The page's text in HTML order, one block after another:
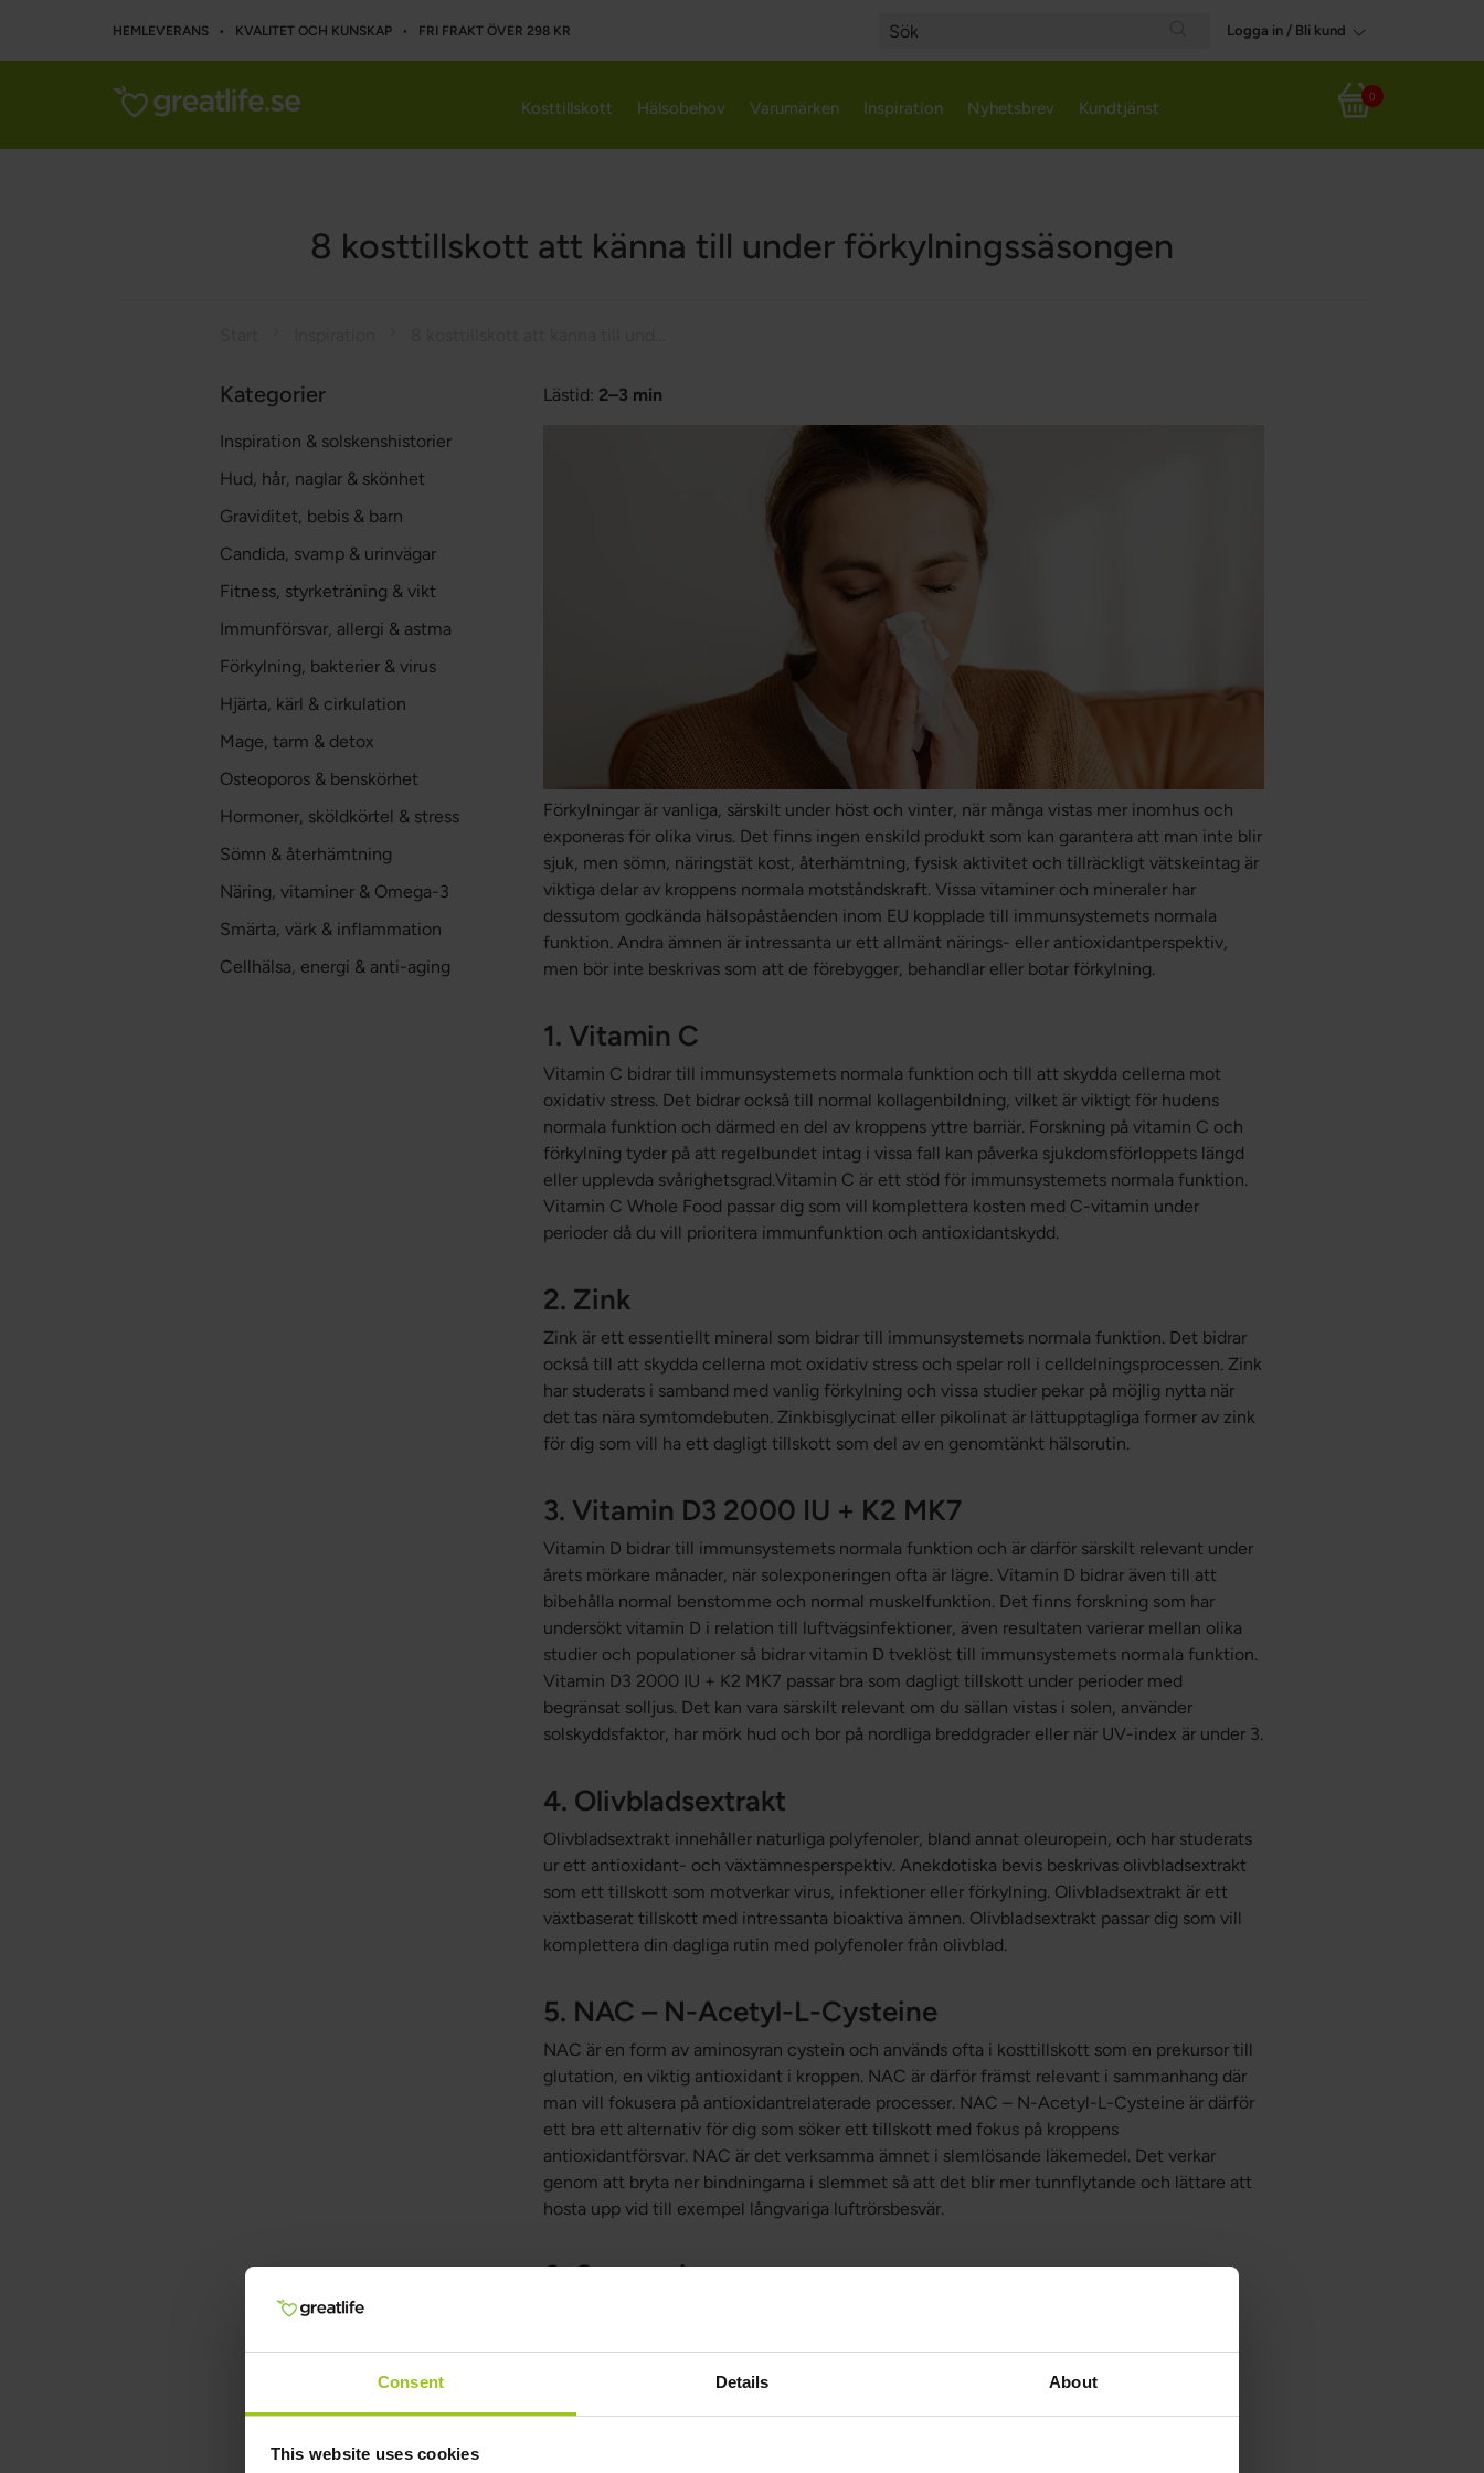
Consent Details About
This website uses cookies
HEMLEVERANS • KVALITET OCH KUNSKAP • FRI FRAKT ÖVER 298 KR
Search
Logga in / Bli kund
Varukorg
0
Kosttillskott Hälsobehov Varumärken Inspiration Nyhetsbrev Kundtjänst
8 kosttillskott att känna till under förkylningssäsongen
Lästid: 2–3 min
Förkylningar är vanliga, särskilt under höst och vinter, när många vistas mer inomhus och
exponeras för olika virus. Det finns ingen enskild produkt som kan garantera att man inte blir
sjuk, men sömn, näringstät kost, återhämtning, fysisk aktivitet och tillräckligt vätskeintag är
viktiga delar av kroppens normala motståndskraft. Vissa vitaminer och mineraler har
dessutom godkända hälsopåståenden inom EU kopplade till immunsystemets normala
funktion. Andra ämnen är intressanta ur ett allmänt närings- eller antioxidantperspektiv,
men bör inte beskrivas som att de förebygger, behandlar eller botar förkylning.
1. Vitamin C
Vitamin C bidrar till immunsystemets normala funktion och till att skydda cellerna mot
oxidativ stress. Det bidrar också till normal kollagenbildning, vilket är viktigt för hudens
normala funktion och därmed en del av kroppens yttre barriär. Forskning på vitamin C och
förkylning tyder på att regelbundet intag i vissa fall kan påverka sjukdomsförloppets längd
eller upplevda svårighetsgrad.Vitamin C är ett stöd för immunsystemets normala funktion.
Vitamin C Whole Food passar dig som vill komplettera kosten med C-vitamin under
perioder då du vill prioritera immunfunktion och antioxidantskydd.
2. Zink
Zink är ett essentiellt mineral som bidrar till immunsystemets normala funktion. Det bidrar
också till att skydda cellerna mot oxidativ stress och spelar roll i celldelningsprocessen. Zink
har studerats i samband med vanlig förkylning och vissa studier pekar på möjlig nytta när
det tas nära symtomdebuten. Zinkbisglycinat eller pikolinat är lättupptagliga former av zink
för dig som vill ha ett dagligt tillskott som del av en genomtänkt hälsorutin.
3. Vitamin D3 2000 IU + K2 MK7
Vitamin D bidrar till immunsystemets normala funktion och är därför särskilt relevant under
årets mörkare månader, när solexponeringen ofta är lägre. Vitamin D bidrar även till att
bibehålla normal benstomme och normal muskelfunktion. Det finns forskning som har
undersökt vitamin D i relation till luftvägsinfektioner, även resultaten varierar mellan olika
studier och populationer så bidrar vitamin D tveklöst till immunsystemets normala funktion.
Vitamin D3 2000 IU + K2 MK7 passar bra som dagligt tillskott under perioder med
begränsat solljus. Det kan vara särskilt relevant om du sällan vistas i solen, använder
solskyddsfaktor, har mörk hud och bor på nordliga breddgrader eller när UV-index är under 3.
4. Olivbladsextrakt
Olivbladsextrakt innehåller naturliga polyfenoler, bland annat oleuropein, och har studerats
ur ett antioxidant- och växtämnesperspektiv. Anekdotiska bevis beskrivas olivbladsextrakt
som ett tillskott som motverkar virus, infektioner eller förkylning. Olivbladsextrakt är ett
växtbaserat tillskott med intressanta bioaktiva ämnen. Olivbladsextrakt passar dig som vill
komplettera din dagliga rutin med polyfenoler från olivblad.
5. NAC – N-Acetyl-L-Cysteine
NAC är en form av aminosyran cystein och används ofta i kosttillskott som en prekursor till
glutation, en viktig antioxidant i kroppen. NAC är därför främst relevant i sammanhang där
man vill fokusera på antioxidantrelaterade processer. NAC – N-Acetyl-L-Cysteine är därför
ett bra ett alternativ för dig som söker ett tillskott med fokus på kroppens
antioxidantförsvar. NAC är det verksamma ämnet i slemlösande läkemedel. Det verkar
genom att bryta ner bindningarna i slemmet så att det blir mer tunnflytande och lättare att
hosta upp vid till exempel långvariga luftrörsbesvär.
6. Quercetin
underlaget är ännu inte tillräckligt starkt för att göra tydliga påståenden om att quercetin
förebygger förkylning även om forskningen är lovande.
Kategorier
Inspiration & solskenshistorier
Hud, hår, naglar & skönhet
Graviditet, bebis & barn
Candida, svamp & urinvägar
Fitness, styrketräning & vikt
Immunförsvar, allergi & astma
Förkylning, bakterier & virus
Hjärta, kärl & cirkulation
Mage, tarm & detox
Osteoporos & benskörhet
Hormoner, sköldkörtel & stress
Sömn & återhämtning
Näring, vitaminer & Omega-3
Smärta, värk & inflammation
Cellhälsa, energi & anti-aging